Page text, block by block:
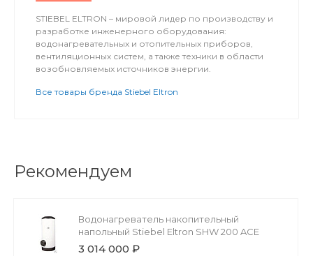
STIEBEL ELTRON – мировой лидер по производству и
разработке инженерного оборудования:
водонагревательных и отопительных приборов,
вентиляционных систем, а также техники в области
возобновляемых источников энергии.
Все товары бренда Stiebel Eltron
Рекомендуем
Водонагреватель накопительный
напольный Stiebel Eltron SHW 200 ACE
3 014 000 ₽